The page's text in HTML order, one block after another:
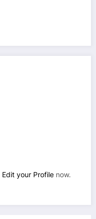
Edit your Profile now.